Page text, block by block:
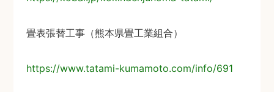
畳表張替工事（熊本県畳工業組合）
https://www.tatami-kumamoto.com/info/691